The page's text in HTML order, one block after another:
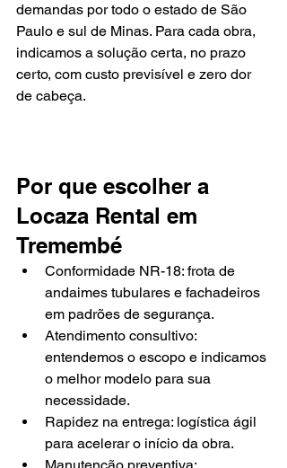
demandas por todo o estado de São
Paulo e sul de Minas. Para cada obra,
indicamos a solução certa, no prazo
certo, com custo previsível e zero dor
de cabeça.
Por que escolher a
Locaza Rental em
Tremembé
Conformidade NR-18: frota de
andaimes tubulares e fachadeiros
em padrões de segurança.
Atendimento consultivo:
entendemos o escopo e indicamos
o melhor modelo para sua
necessidade.
Rapidez na entrega: logística ágil
para acelerar o início da obra.